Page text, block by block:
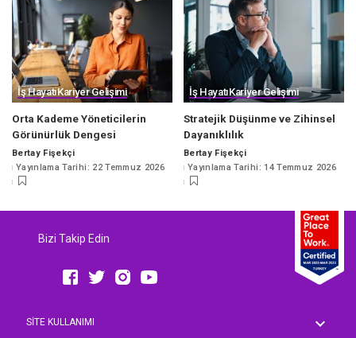
İş HayatıKariyer Gelişimi
Orta Kademe Yöneticilerin
Görünürlük Dengesi
Posted
by
Bertay Fişekçi
Yayınlama Tarihi: 22 Temmuz 2026
İş HayatıKariyer Gelişimi
Stratejik Düşünme ve Zihinsel
Dayanıklılık
Posted
by
Bertay Fişekçi
Yayınlama Tarihi: 14 Temmuz 2026
Bizi Takip Edin
SİTE KULLANIMI